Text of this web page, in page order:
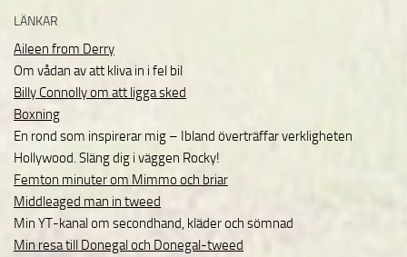
LÄNKAR
Aileen from Derry
Om vådan av att kliva in i fel bil
Billy Connolly om att ligga sked
Boxning
En rond som inspirerar mig – Ibland överträffar verkligheten
Hollywood. Släng dig i väggen Rocky!
Femton minuter om Mimmo och briar
Middleaged man in tweed
Min YT-kanal om secondhand, kläder och sömnad
Min resa till Donegal och Donegal-tweed